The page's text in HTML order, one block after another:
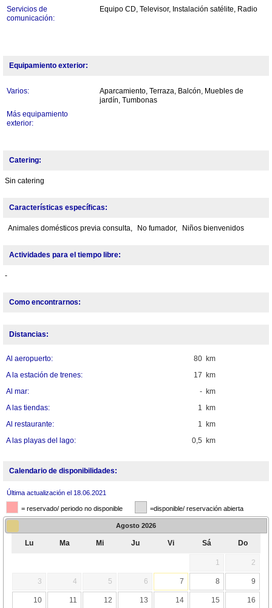
Servicios de
comunicación:
Equipo CD, Televisor, Instalación satélite, Radio
Equipamiento exterior:
Varios:
Aparcamiento, Terraza, Balcón, Muebles de
jardín, Tumbonas
Más equipamiento
exterior:
Catering:
Sin catering
Características específicas:
Animales domésticos previa consulta, No fumador, Niños bienvenidos
Actividades para el tiempo libre:
-
Como encontrarnos:
Distancias:
80 km
Al aeropuerto:
17 km
A la estación de trenes:
- km
Al mar:
1 km
A las tiendas:
1 km
Al restaurante:
0,5 km
A las playas del lago:
Calendario de disponibilidades:
Última actualización el 18.06.2021
= reservado/ periodo no disponible =disponible/ reservación abierta
Agosto 2026
Lu Ma Mi Ju Vi Sá Do
1 2
3 4 5 6 7 8 9
10 11 12 13 14 15 16